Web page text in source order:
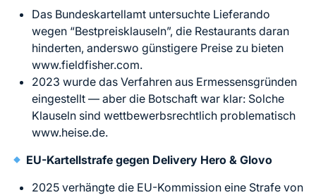
Das Bundeskartellamt untersuchte Lieferando
wegen “Bestpreisklauseln”, die Restaurants daran
hinderten, anderswo günstigere Preise zu bieten
www.fieldfisher.com.
2023 wurde das Verfahren aus Ermessensgründen
eingestellt — aber die Botschaft war klar: Solche
Klauseln sind wettbewerbsrechtlich problematisch
www.heise.de.
EU-Kartellstrafe gegen Delivery Hero & Glovo
2025 verhängte die EU-Kommission eine Strafe von